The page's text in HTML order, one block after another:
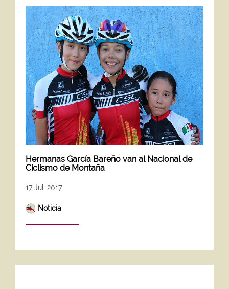
Hermanas García Bareño van al Nacional de
Ciclismo de Montaña
17-Jul-2017
Noticia